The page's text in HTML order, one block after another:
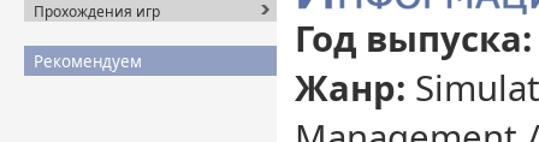
Прохождения игр
Рекомендуем
Год
Жанр: